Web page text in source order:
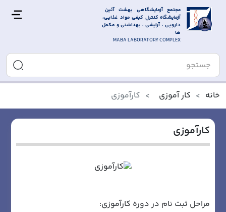
مجتمع آزمایشگاهی بهشت آئین
آزمایشگاه کنترل کیفی مواد غذایی،
دارویی ، آرایشی ، بهداشتی و مکمل
ها
MABA LABORATORY COMPLEX
خانه کار آموزی کارآموزی
کارآموزی
مراحل ثبت نام در دوره کارآموزی: